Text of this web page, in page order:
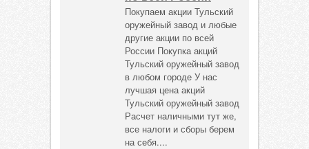
Покупаем акции Тульский
оружейный завод и любые
другие акции по всей
России Покупка акций
Тульский оружейный завод
в любом городе У нас
лучшая цена акций
Тульский оружейный завод
Расчет наличными тут же,
все налоги и сборы берем
на себя....